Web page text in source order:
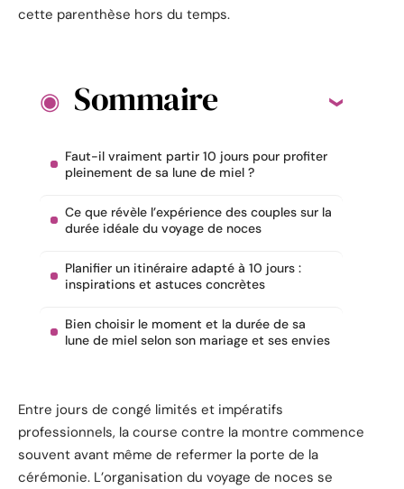
cette parenthèse hors du temps.
Sommaire
Faut-il vraiment partir 10 jours pour profiter
pleinement de sa lune de miel ?
Ce que révèle l’expérience des couples sur la
durée idéale du voyage de noces
Planifier un itinéraire adapté à 10 jours :
inspirations et astuces concrètes
Bien choisir le moment et la durée de sa
lune de miel selon son mariage et ses envies
Entre jours de congé limités et impératifs
professionnels, la course contre la montre commence
souvent avant même de refermer la porte de la
cérémonie. L’organisation du voyage de noces se